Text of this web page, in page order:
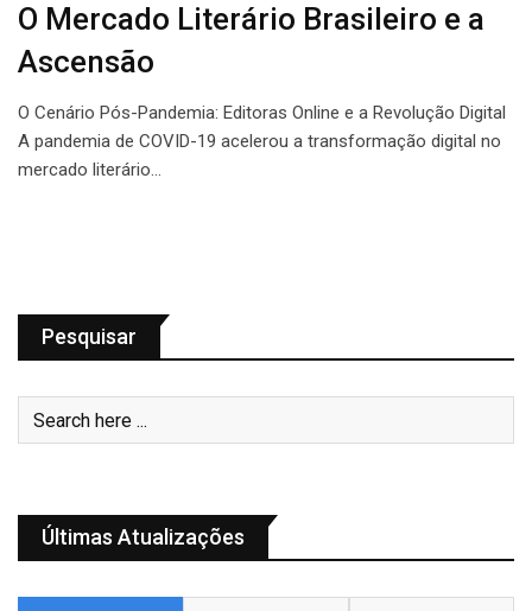
O Mercado Literário Brasileiro e a
Ascensão
O Cenário Pós-Pandemia: Editoras Online e a Revolução Digital
A pandemia de COVID-19 acelerou a transformação digital no
mercado literário…
Pesquisar
Últimas Atualizações